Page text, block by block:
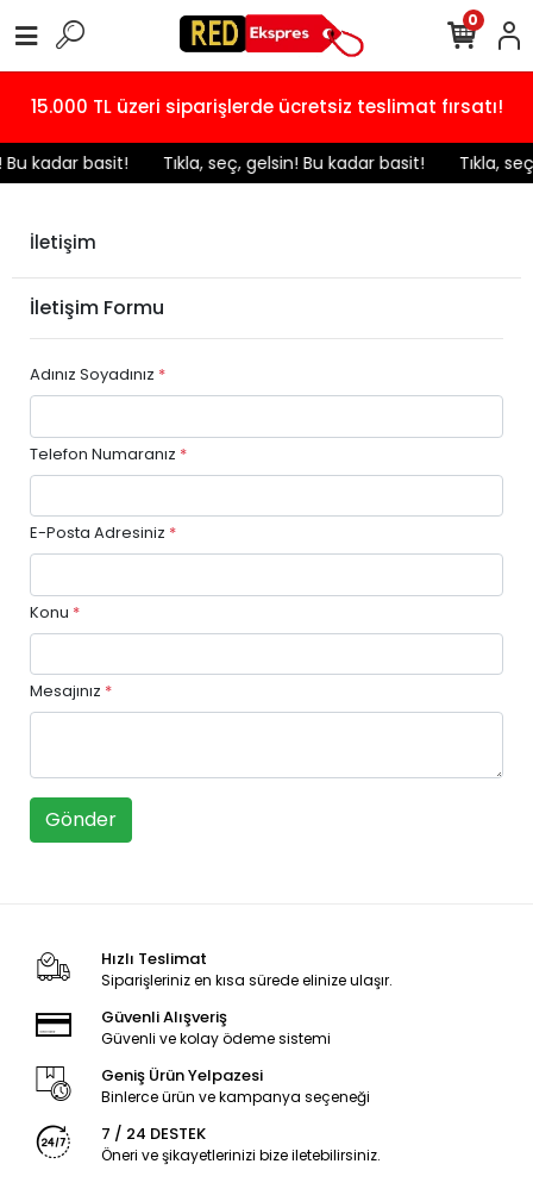
15.000 TL üzeri siparişlerde ücretsiz teslimat fırsatı!
kadar basit! ️ Tıkla, seç, gelsin! Bu kadar basit! Tıkla,
0
İletişim
İletişim Formu
Adınız Soyadınız *
Telefon Numaranız *
E-Posta Adresiniz *
Konu *
Mesajınız *
Gönder
Hızlı Teslimat
Siparişleriniz en kısa sürede elinize ulaşır.
Güvenli Alışveriş
Güvenli ve kolay ödeme sistemi
Geniş Ürün Yelpazesi
Binlerce ürün ve kampanya seçeneği
7 / 24 DESTEK
Öneri ve şikayetlerinizi bize iletebilirsiniz.